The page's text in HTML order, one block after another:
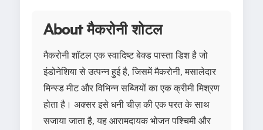
About मैकरोनी शोटल
मैकरोनी शॉटल एक स्वादिष्ट बेक्ड पास्ता डिश है जो
इंडोनेशिया से उत्पन्न हुई है, जिसमें मैकरोनी, मसालेदार
मिन्स्ड मीट और विभिन्न सब्जियों का एक क्रीमी मिश्रण
होता है। अक्सर इसे धनी चीज़ की एक परत के साथ
सजाया जाता है, यह आरामदायक भोजन पश्चिमी और